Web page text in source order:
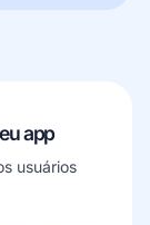
app
usuários